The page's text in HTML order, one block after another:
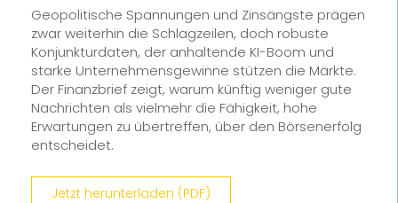
Geopolitische Spannungen und Zinsängste prägen
zwar weiterhin die Schlagzeilen, doch robuste
Konjunkturdaten, der anhaltende KI-Boom und
starke Unternehmensgewinne stützen die Märkte.
Der Finanzbrief zeigt, warum künftig weniger gute
Nachrichten als vielmehr die Fähigkeit, hohe
Erwartungen zu übertreffen, über den Börsenerfolg
entscheidet.
Jetzt herunterladen (PDF)